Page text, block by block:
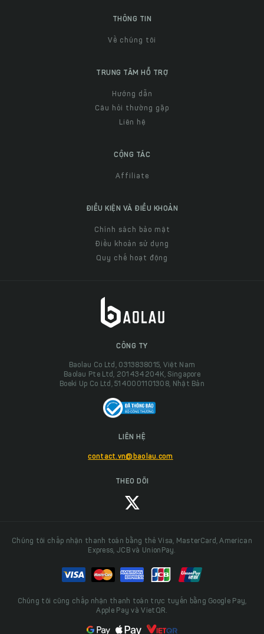
THÔNG TIN
Về chúng tôi
TRUNG TÂM HỖ TRỢ
Hướng dẫn
Câu hỏi thường gặp
Liên hệ
CỘNG TÁC
Affiliate
ĐIỀU KIỆN VÀ ĐIỀU KHOẢN
Chính sách bảo mật
Điều khoản sử dụng
Quy chế hoạt động
CÔNG TY
Baolau Co Ltd, 0313838015, Việt Nam
Baolau Pte Ltd, 201434204K, Singapore
Boeki Up Co Ltd, 5140001101308, Nhật Bản
LIÊN HỆ
contact.vn@baolau.com
THEO DÕI
Chúng tôi chấp nhận thanh toán bằng thẻ Visa, MasterCard, American
Express, JCB và UnionPay.
Chúng tôi cũng chấp nhận thanh toán trực tuyến bằng Google Pay,
Apple Pay và VietQR.